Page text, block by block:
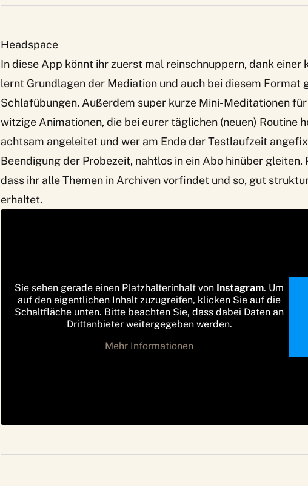
Headspace
In diese App könnt ihr zuerst mal reinschnuppern, dank einer
lernt Grundlagen der Mediation und auch bei diesem Format
Schlafübungen. Außerdem super kurze Mini-Meditationen
witzige Animationen, die bei eurer täglichen (neuen) Routine
achtsam angeleitet und wer am Ende der Testlaufzeit
Beendigung der Probezeit, nahtlos in ein Abo hinüber gleiten.
dass ihr alle Themen in Archiven vorfindet und so, gut
erhaltet.
Sie sehen gerade einen Platzhalterinhalt von Instagram. Um
auf den eigentlichen Inhalt zuzugreifen, klicken Sie auf die
Schaltfläche unten. Bitte beachten Sie, dass dabei Daten an
Drittanbieter weitergegeben werden.
Mehr Informationen